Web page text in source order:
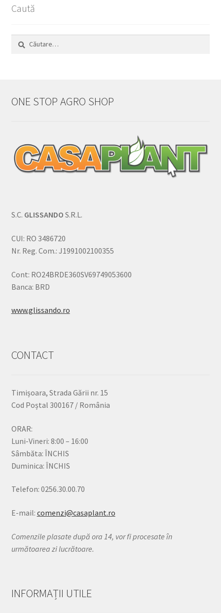
Caută
Caută
ONE STOP AGRO SHOP
S.C. GLISSANDO S.R.L.
CUI: RO 3486720
Nr. Reg. Com.: J1991002100355
Cont: RO24BRDE360SV69749053600
Banca: BRD
www.glissando.ro
CONTACT
Timișoara, Strada Gării nr. 15
Cod Poștal 300167 / România
ORAR:
Luni-Vineri: 8:00 – 16:00
Sâmbăta: ÎNCHIS
Duminica: ÎNCHIS
Telefon: 0256.30.00.70
E-mail: comenzi@casaplant.ro
Comenzile plasate după ora 14, vor fi procesate în
următoarea zi lucrătoare.
INFORMAȚII UTILE